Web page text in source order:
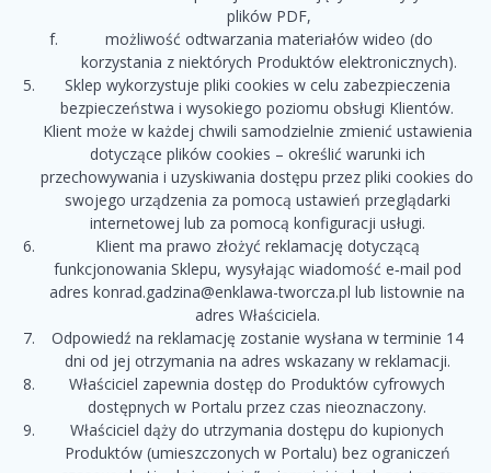
plików PDF,
możliwość odtwarzania materiałów wideo (do
korzystania z niektórych Produktów elektronicznych).
Sklep wykorzystuje pliki cookies w celu zabezpieczenia
bezpieczeństwa i wysokiego poziomu obsługi Klientów.
Klient może w każdej chwili samodzielnie zmienić ustawienia
dotyczące plików cookies – określić warunki ich
przechowywania i uzyskiwania dostępu przez pliki cookies do
swojego urządzenia za pomocą ustawień przeglądarki
internetowej lub za pomocą konfiguracji usługi.
Klient ma prawo złożyć reklamację dotyczącą
funkcjonowania Sklepu, wysyłając wiadomość e‑mail pod
adres konrad.gadzina@enklawa-tworcza.pl lub listownie na
adres Właściciela.
Odpowiedź na reklamację zostanie wysłana w terminie 14
dni od jej otrzymania na adres wskazany w reklamacji.
Właściciel zapewnia dostęp do Produktów cyfrowych
dostępnych w Portalu przez czas nieoznaczony.
Właściciel dąży do utrzymania dostępu do kupionych
Produktów (umieszczonych w Portalu) bez ograniczeń